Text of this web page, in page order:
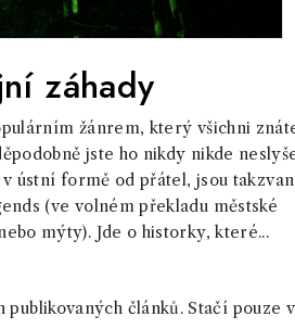
záhady
žánrem, který všichni
jste ho nikdy nikde
ústní formě od přátel, jsou
(ve volném překladu městské
mýty). Jde o historky, které...
článků. Stačí